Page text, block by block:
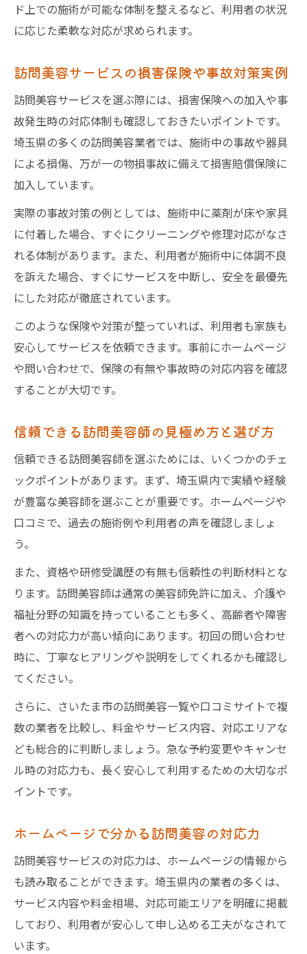
ド上での施術が可能な体制を整えるなど、利用者の状況
に応じた柔軟な対応が求められます。
訪問美容サービスの損害保険や事故対策実例
訪問美容サービスを選ぶ際には、損害保険への加入や事
故発生時の対応体制も確認しておきたいポイントです。
埼玉県の多くの訪問美容業者では、施術中の事故や器具
による損傷、万が一の物損事故に備えて損害賠償保険に
加入しています。
実際の事故対策の例としては、施術中に薬剤が床や家具
に付着した場合、すぐにクリーニングや修理対応がなさ
れる体制があります。また、利用者が施術中に体調不良
を訴えた場合、すぐにサービスを中断し、安全を最優先
にした対応が徹底されています。
このような保険や対策が整っていれば、利用者も家族も
安心してサービスを依頼できます。事前にホームページ
や問い合わせで、保険の有無や事故時の対応内容を確認
することが大切です。
信頼できる訪問美容師の見極め方と選び方
信頼できる訪問美容師を選ぶためには、いくつかのチェ
ックポイントがあります。まず、埼玉県内で実績や経験
が豊富な美容師を選ぶことが重要です。ホームページや
口コミで、過去の施術例や利用者の声を確認しましょ
う。
また、資格や研修受講歴の有無も信頼性の判断材料とな
ります。訪問美容師は通常の美容師免許に加え、介護や
福祉分野の知識を持っていることも多く、高齢者や障害
者への対応力が高い傾向にあります。初回の問い合わせ
時に、丁寧なヒアリングや説明をしてくれるかも確認し
てください。
さらに、さいたま市の訪問美容一覧や口コミサイトで複
数の業者を比較し、料金やサービス内容、対応エリアな
ども総合的に判断しましょう。急な予約変更やキャンセ
ル時の対応力も、長く安心して利用するための大切なポ
イントです。
ホームページで分かる訪問美容の対応力
訪問美容サービスの対応力は、ホームページの情報から
も読み取ることができます。埼玉県内の業者の多くは、
サービス内容や料金相場、対応可能エリアを明確に掲載
しており、利用者が安心して申し込める工夫がなされて
います。